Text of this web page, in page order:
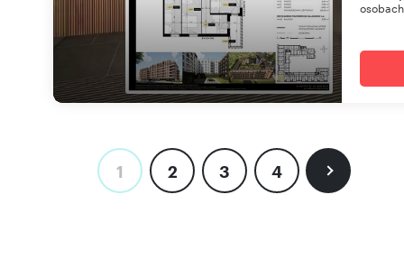
1 2 3 4